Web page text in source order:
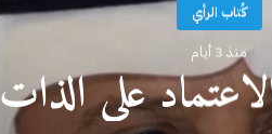
كُتاب الرأي
منذ 3 أيام
على الذات